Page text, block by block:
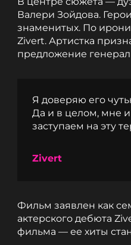
Валери Зойдова.
знаменитых. По
Zivert. Артистка
предложение
Я доверяю его
Да и в целом, мне
заступаем на эту
Zivert
Фильм заявлен как
актерского дебюта
фильма — ее хиты